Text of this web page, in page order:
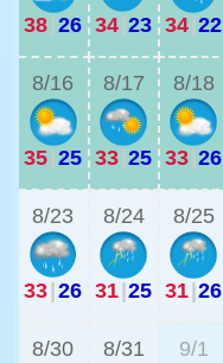
38|26 34|23 34|22
8/16
35|25
8/17
33|25
8/18
33|26
8/23
33|26
8/24
31|25
8/25
31|26
8/30 8/31 9/1